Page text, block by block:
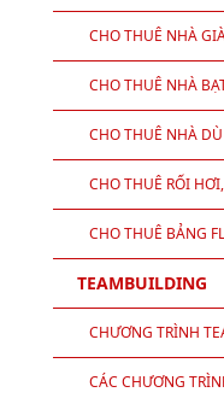
CHO THUÊ NHÀ
CHO THUÊ NHÀ
CHO THUÊ NHÀ DÙ
CHO THUÊ RỐI
CHO THUÊ BẢNG
TEAMBUILDING
CHƯƠNG TRÌNH
CÁC CHƯƠNG